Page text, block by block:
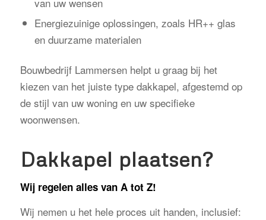
Energiezuinige oplossingen, zoals HR++ glas
en duurzame materialen
Bouwbedrijf Lammersen helpt u graag bij het
kiezen van het juiste type dakkapel, afgestemd op
de stijl van uw woning en uw specifieke
woonwensen.
Dakkapel plaatsen?
Wij regelen alles van A tot Z!
Wij nemen u het hele proces uit handen, inclusief: